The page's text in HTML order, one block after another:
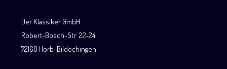
Der Klassiker GmbH
Robert-Bosch-Str. 22-24
72160 Horb-Bildechingen